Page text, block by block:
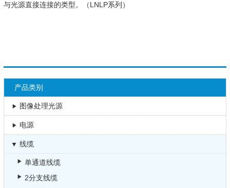
与光源直接连接的类型。（LNLP系列）
产品类别
图像处理光源
电源
线缆
单通道线缆
2分支线缆